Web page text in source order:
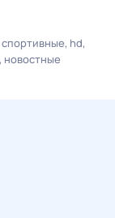
спортивные hd
новостные